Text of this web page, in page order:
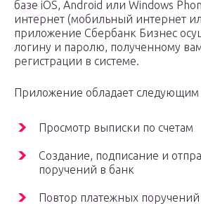
базе iOS, Android или Windows
интернет (мобильный интернет
приложение Сбербанк Бизнес
логину и паролю, полученному
регистрации в системе.
Приложение обладает
Просмотр выписки по счетам
Создание, подписание и
поручений в банк
Повтор платежных поручений